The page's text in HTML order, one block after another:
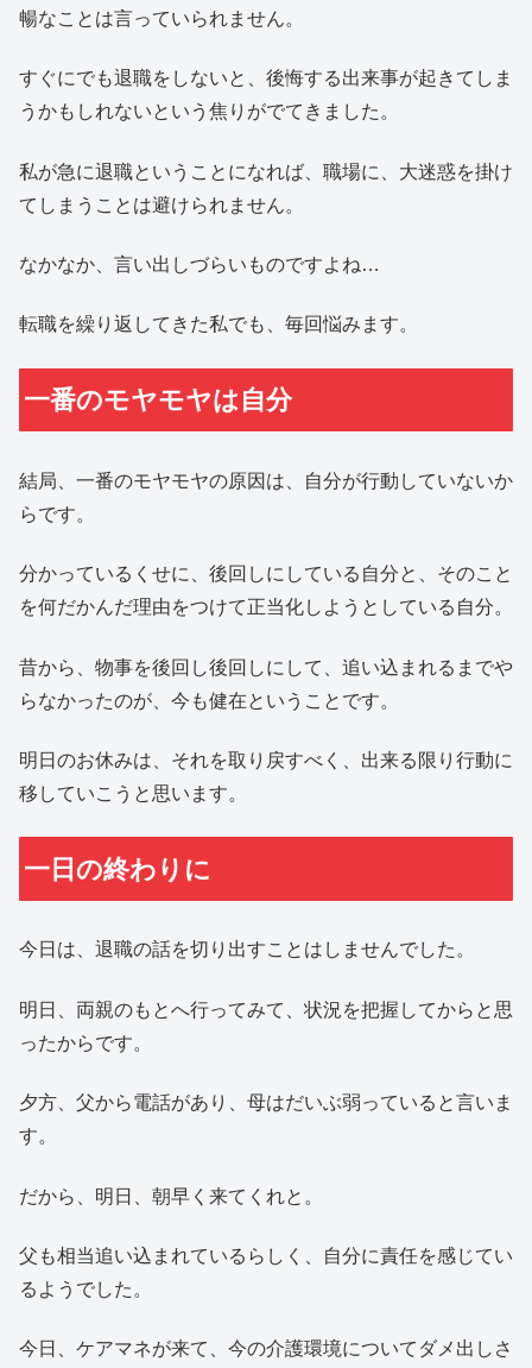
暢なことは言っていられません。
すぐにでも退職をしないと、後悔する出来事が起きてしま
うかもしれないという焦りがでてきました。
私が急に退職ということになれば、職場に、大迷惑を掛け
てしまうことは避けられません。
なかなか、言い出しづらいものですよね…
転職を繰り返してきた私でも、毎回悩みます。
一番のモヤモヤは自分
結局、一番のモヤモヤの原因は、自分が行動していないか
らです。
分かっているくせに、後回しにしている自分と、そのこと
を何だかんだ理由をつけて正当化しようとしている自分。
昔から、物事を後回し後回しにして、追い込まれるまでや
らなかったのが、今も健在ということです。
明日のお休みは、それを取り戻すべく、出来る限り行動に
移していこうと思います。
一日の終わりに
今日は、退職の話を切り出すことはしませんでした。
明日、両親のもとへ行ってみて、状況を把握してからと思
ったからです。
夕方、父から電話があり、母はだいぶ弱っていると言いま
す。
だから、明日、朝早く来てくれと。
父も相当追い込まれているらしく、自分に責任を感じてい
るようでした。
今日、ケアマネが来て、今の介護環境についてダメ出しさ